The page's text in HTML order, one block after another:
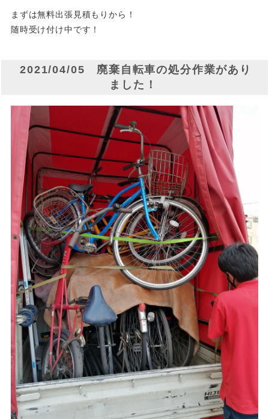
まずは無料出張見積もりから！
随時受け付け中です！
2021/04/05 廃棄自転車の処分作業があり
ました！